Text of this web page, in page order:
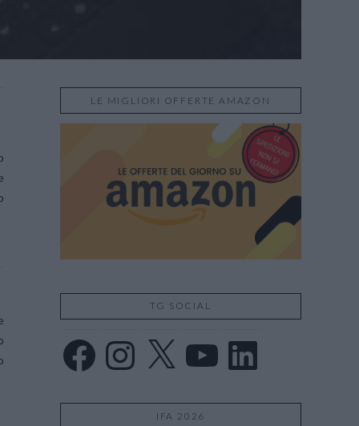
LE MIGLIORI OFFERTE AMAZON
TG SOCIAL
Facebook Instagram LinkedIn
IFA 2026